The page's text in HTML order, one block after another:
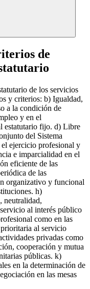
de
de los servicios
y criterios: b) Igualdad,
a la condición de
y en el
estatutario fijo. d) Libre
del Sistema
ejercicio profesional y
e imparcialidad en el
eficiente de las
de las
organizativo y funcional
h)
neutralidad,
al interés público
como en las
al servicio
privadas como
cooperación y mutua
públicas. k)
en la determinación de
en las mesas